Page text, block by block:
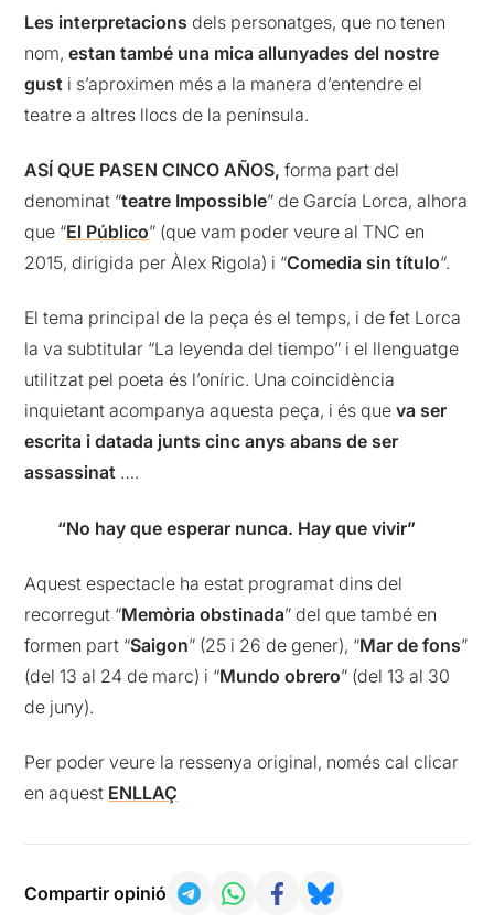
Les interpretacions dels personatges, que no tenen
nom,estan també una mica allunyades del nostre
gust i s’aproximen més a la manera d’entendre el
teatre a altres llocs de la península.
ASÍ QUE PASEN CINCO AÑOS, forma part del
denominat “teatre Impossible” de García Lorca, alhora
que “El Público” (que vam poder veure al TNC en
2015, dirigida per Àlex Rigola) i “Comedia sin título“.
El tema principal de la peça és el temps, i de fet Lorca
la va subtitular “La leyenda del tiempo” i el llenguatge
utilitzat pel poeta és l’oníric. Una coincidència
inquietant acompanya aquesta peça, i és queva ser
escrita i datada junts cinc anys abans de ser
assassinat ….
“No hay que esperar nunca. Hay que vivir”
Aquest espectacle ha estat programat dins del
recorregut “Memòria obstinada” del que també en
formen part “Saigon” (25 i 26 de gener), “Mar de fons”
(del 13 al 24 de marc) i “Mundo obrero” (del 13 al 30
de juny).
Per poder veure la ressenya original, només cal clicar
en aquest ENLLAÇ
Compartir opinió